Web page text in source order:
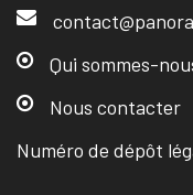
Qui sommes-
Nous contacter